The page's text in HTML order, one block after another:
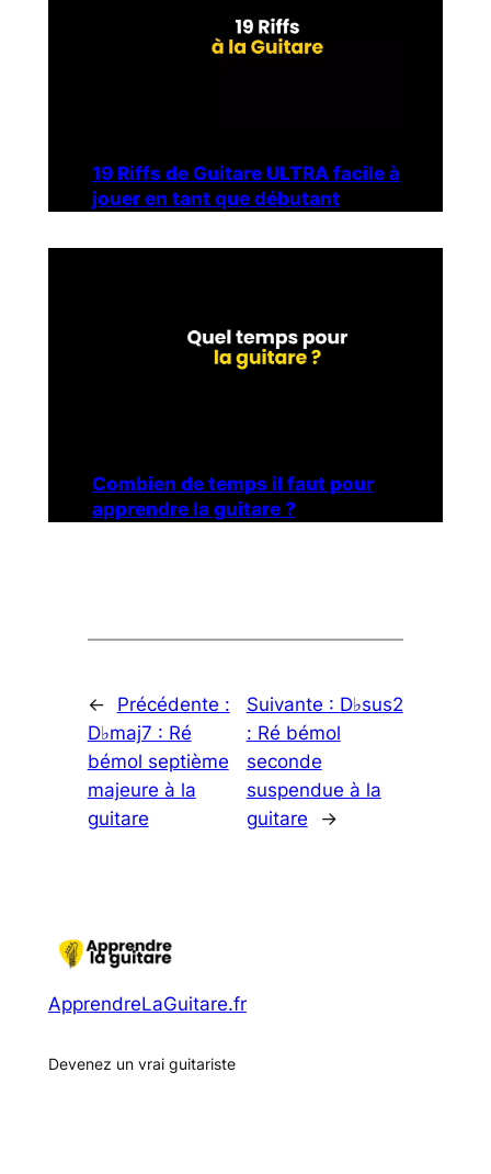
19 Riffs de Guitare ULTRA facile à
jouer en tant que débutant
Combien de temps il faut pour
apprendre la guitare ?
←
Précédente :
D♭maj7 : Ré
bémol septième
majeure à la
guitare
Suivante : D♭sus2
: Ré bémol
seconde
suspendue à la
guitare
→
ApprendreLaGuitare.fr
Devenez un vrai guitariste